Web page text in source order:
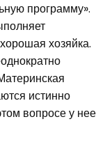
программу».
хозяйка.
истинно
вопросе у нее